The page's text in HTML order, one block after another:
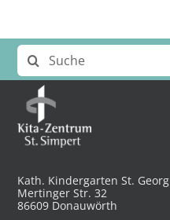
Suche
nach:
Kath. Kindergarten St. Georg
Mertinger Str. 32
86609 Donauwörth